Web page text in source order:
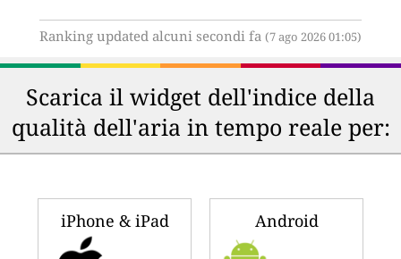
Ranking updated alcuni secondi fa (7 ago 2026 01:05)
Scarica il widget dell'indice della
qualità dell'aria in tempo reale per:
iPhone & iPad Android